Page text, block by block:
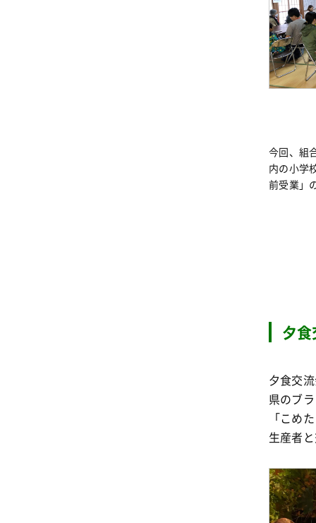
今回、組
内の小学
前受業」
夕
夕食交
県のブ
「こめ
生産者